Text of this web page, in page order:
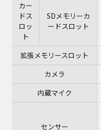
カー
ドス
ロッ
ト
SDメモリーカ
ードスロット
拡張メモリースロット
カメラ
内蔵マイク
センサー